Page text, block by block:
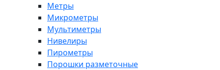
Метры
Микрометры
Мультиметры
Нивелиры
Пирометры
Порошки разметочные